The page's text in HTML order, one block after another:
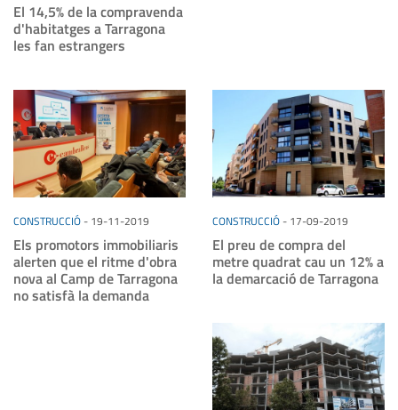
El 14,5% de la compravenda
d'habitatges a Tarragona
les fan estrangers
CONSTRUCCIÓ- 19-11-2019
Els promotors immobiliaris
alerten que el ritme d'obra
nova al Camp de Tarragona
no satisfà la demanda
CONSTRUCCIÓ- 17-09-2019
El preu de compra del
metre quadrat cau un 12% a
la demarcació de Tarragona